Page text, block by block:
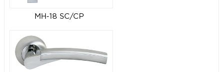
MH-18 SC/CP